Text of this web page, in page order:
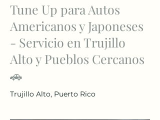
Tune Up para Autos
Americanos y Japoneses
- Servicio en Trujillo
Alto y Pueblos Cercanos
🚗
Trujillo Alto, Puerto Rico